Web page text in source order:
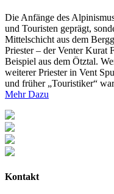
Die Anfänge des
und Touristen geprägt,
Mittelschicht aus dem
Priester – der Venter Kurat
Beispiel aus dem Ötztal.
weiterer Priester in Vent
und früher „Touristiker“
Mehr Dazu
Kontakt